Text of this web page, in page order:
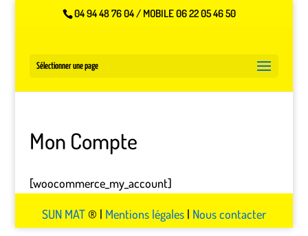
04 94 48 76 04 / MOBILE 06 22 05 46 50
Sélectionner une page
Mon Compte
[woocommerce_my_account]
SUN MAT® | Mentions légales| Nous contacter